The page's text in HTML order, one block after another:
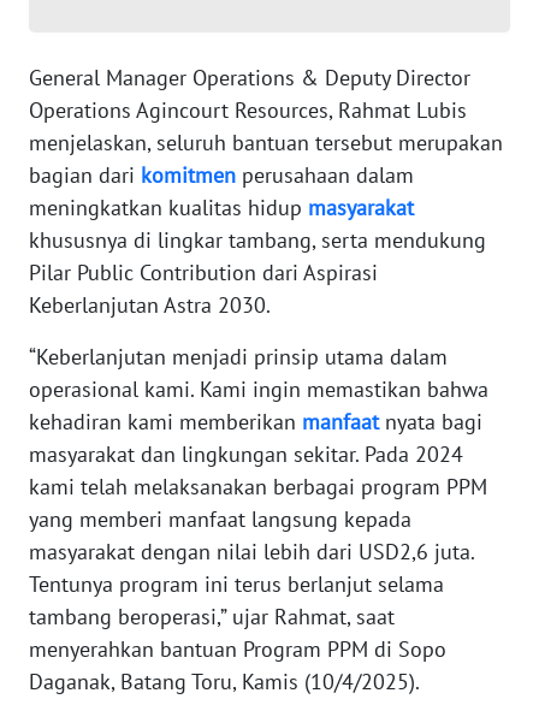
General Manager Operations & Deputy Director
Operations Agincourt Resources, Rahmat Lubis
menjelaskan, seluruh bantuan tersebut merupakan
bagian dari komitmen perusahaan dalam
meningkatkan kualitas hidup masyarakat
khususnya di lingkar tambang, serta mendukung
Pilar Public Contribution dari Aspirasi
Keberlanjutan Astra 2030.
“Keberlanjutan menjadi prinsip utama dalam
operasional kami. Kami ingin memastikan bahwa
kehadiran kami memberikan manfaatnyata bagi
masyarakat dan lingkungan sekitar. Pada 2024
kami telah melaksanakan berbagai program PPM
yang memberi manfaat langsung kepada
masyarakat dengan nilai lebih dari USD2,6 juta.
Tentunya program ini terus berlanjut selama
tambang beroperasi,” ujar Rahmat, saat
menyerahkan bantuan Program PPM di Sopo
Daganak, Batang Toru, Kamis (10/4/2025).
WN
JAMBI
WN
SULTRA
NTB
WN
SULTENG
WN
SULBAR
WN
BABEL
WN